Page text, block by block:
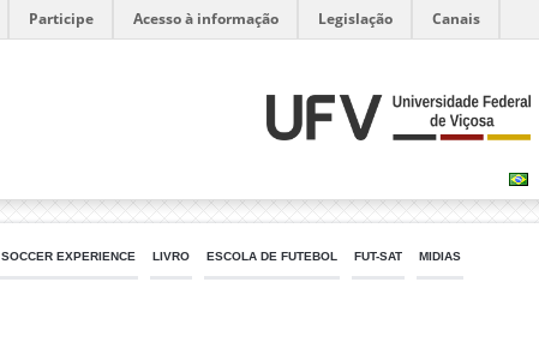
Participe Acesso à informação Legislação Canais
SOCCER EXPERIENCE LIVRO ESCOLA DE FUTEBOL FUT-SAT MIDIAS